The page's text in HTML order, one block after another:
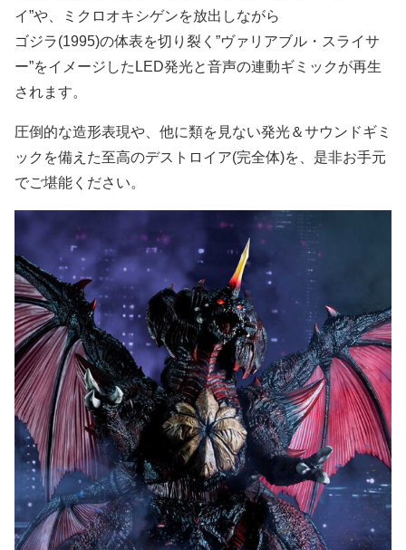
イ”や、ミクロオキシゲンを放出しながら
ゴジラ(1995)の体表を切り裂く”ヴァリアブル・スライサ
ー”をイメージしたLED発光と音声の連動ギミックが再生
されます。
圧倒的な造形表現や、他に類を見ない発光＆サウンドギミ
ックを備えた至高のデストロイア(完全体)を、是非お手元
でご堪能ください。